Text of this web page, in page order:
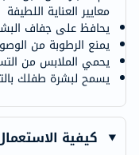
معايير العناية اللطيفة
يحافظ على جفاف
يمنع الرطوبة من
يحمي الملابس من
يسمح لبشرة طفلك
كيفية